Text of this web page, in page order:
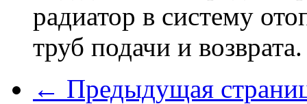
радиатор в систему
труб подачи и возврата.
← Предыдущая